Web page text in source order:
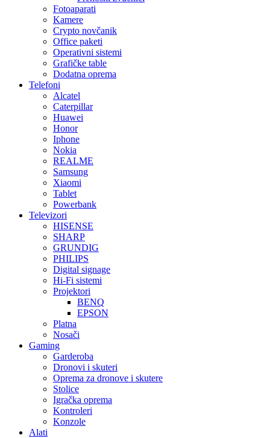
Fotoaparati
Kamere
Crypto novčanik
Office paketi
Operativni sistemi
Grafičke table
Dodatna oprema
Telefoni
Alcatel
Caterpillar
Huawei
Honor
Iphone
Nokia
REALME
Samsung
Xiaomi
Tablet
Powerbank
Televizori
HISENSE
SHARP
GRUNDIG
PHILIPS
Digital signage
Hi-Fi sistemi
Projektori
BENQ
EPSON
Platna
Nosači
Gaming
Garderoba
Dronovi i skuteri
Oprema za dronove i skutere
Stolice
Igračka oprema
Kontroleri
Konzole
Alati